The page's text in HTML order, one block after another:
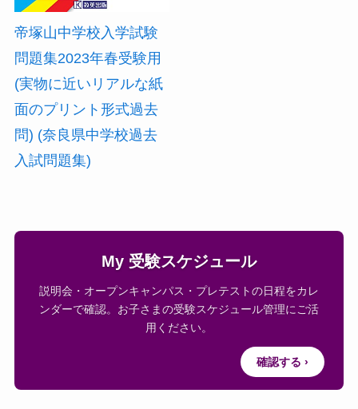
帝塚山中学校入学試験
問題集2023年春受験用
(実物に近いリアルな紙
面のプリント形式過去
問) (奈良県中学校過去
入試問題集)
My 受験スケジュール
説明会・オープンキャンパス・プレテストの日程をカレ
ンダーで確認。お子さまの受験スケジュール管理にご活
用ください。
確認する ›